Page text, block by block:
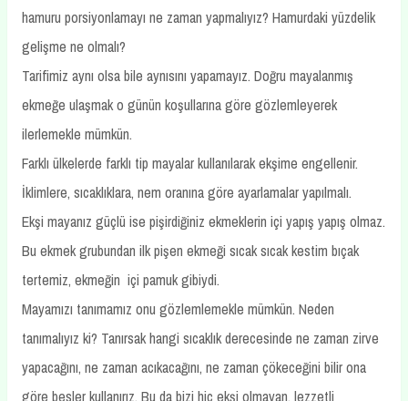
hamuru porsiyonlamayı ne zaman yapmalıyız? Hamurdaki yüzdelik
gelişme ne olmalı?
Tarifimiz aynı olsa bile aynısını yapamayız. Doğru mayalanmış
ekmeğe ulaşmak o günün koşullarına göre gözlemleyerek
ilerlemekle mümkün.
Farklı ülkelerde farklı tip mayalar kullanılarak ekşime engellenir.
İklimlere, sıcaklıklara, nem oranına göre ayarlamalar yapılmalı.
Ekşi mayanız güçlü ise pişirdiğiniz ekmeklerin içi yapış yapış olmaz.
Bu ekmek grubundan ilk pişen ekmeği sıcak sıcak kestim bıçak
tertemiz, ekmeğin içi pamuk gibiydi.
Mayamızı tanımamız onu gözlemlemekle mümkün. Neden
tanımalıyız ki? Tanırsak hangi sıcaklık derecesinde ne zaman zirve
yapacağını, ne zaman acıkacağını, ne zaman çökeceğini bilir ona
göre besler kullanırız. Bu da bizi hiç ekşi olmayan, lezzetli